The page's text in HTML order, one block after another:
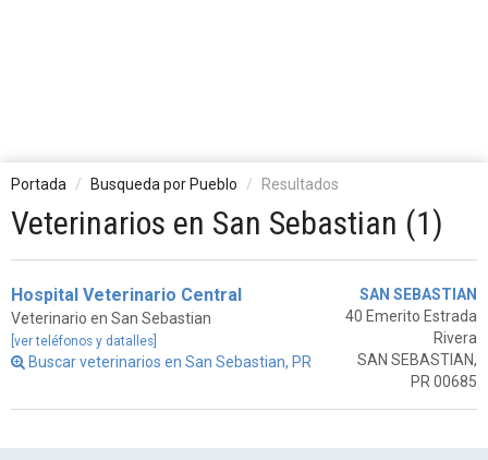
Portada Busqueda por Pueblo Resultados
Veterinarios en San Sebastian (1)
Hospital Veterinario Central
Veterinario en San Sebastian
[ver teléfonos y datalles]
Buscar veterinarios en San Sebastian, PR
SAN SEBASTIAN
40 Emerito Estrada
Rivera
SAN SEBASTIAN,
PR 00685